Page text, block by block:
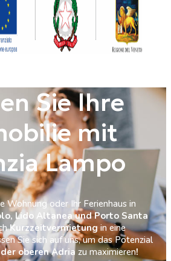
Sie Ihre
mit
Lampo
Wohnung oder Ihr Ferienhaus in
Lido Altanea und Porto Santa
Kurzzeitvermietung in eine
Sie sich auf uns, um das Potenzial
oberen Adriazu maximieren!